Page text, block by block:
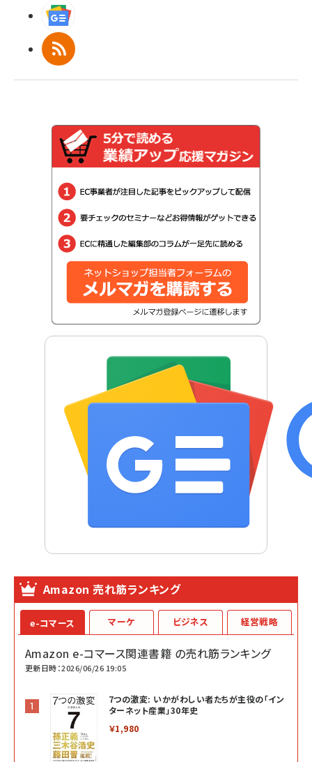
RSS
Amazon 売れ筋ランキング
e-コマース
Amazon e-コマース関連書籍 の売れ筋ランキング
更新日時：2026/06/26 19:05
7つの激変: いかがわしい者たちが主役の「イン
ターネット産業」30年史
￥1,980
マーケ ビジネス 経営戦略